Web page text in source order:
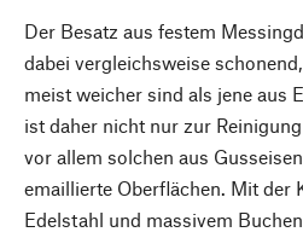
Der Besatz aus festem
dabei vergleichsweise
meist weicher sind als jene aus
ist daher nicht nur zur
vor allem solchen aus
emaillierte Oberflächen. Mit der
Edelstahl und massivem